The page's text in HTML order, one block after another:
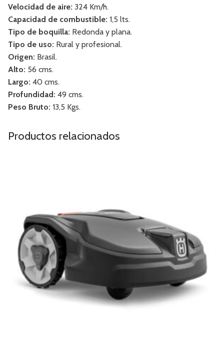
Velocidad de aire: 324 Km/h.
Capacidad de combustible: 1,5 lts.
Tipo de boquilla: Redonda y plana.
Tipo de uso: Rural y profesional.
Origen: Brasil.
Alto: 56 cms.
Largo: 40 cms.
Profundidad: 49 cms.
Peso Bruto: 13,5 Kgs.
Productos relacionados